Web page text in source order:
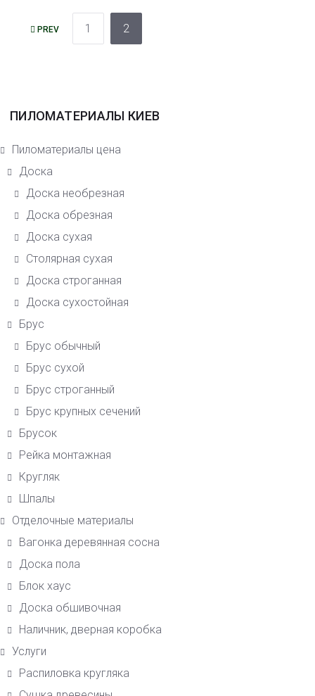
НАВИГАЦИЯ
PREV 1 2
ПИЛОМАТЕРИАЛЫ КИЕВ
Пиломатериалы цена
Доска
Доска необрезная
Доска обрезная
Доска сухая
Столярная сухая
Доска строганная
Доска сухостойная
Брус
Брус обычный
Брус сухой
Брус строганный
Брус крупных сечений
Брусок
Рейка монтажная
Кругляк
Шпалы
Отделочные материалы
Вагонка деревянная сосна
Доска пола
Блок хаус
Доска обшивочная
Наличник, дверная коробка
Услуги
Распиловка кругляка